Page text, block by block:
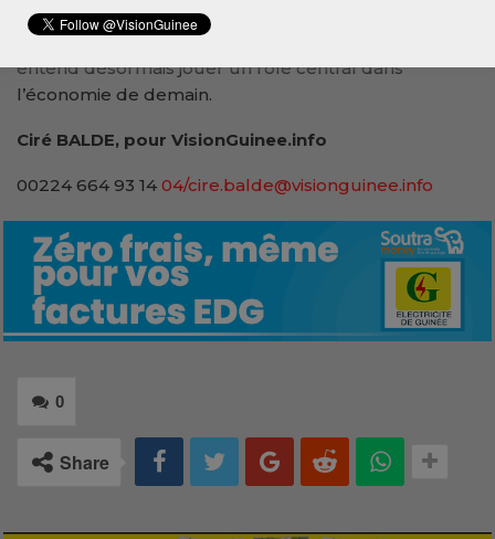
l’innovation et la co-construction. Dans un contexte
de recomposition des équilibres mondiaux, l’Afrique
entend désormais jouer un rôle central dans
l’économie de demain.
Ciré BALDE, pour VisionGuinee.info
00224 664 93 14 04/cire.balde@visionguinee.info
0
Share